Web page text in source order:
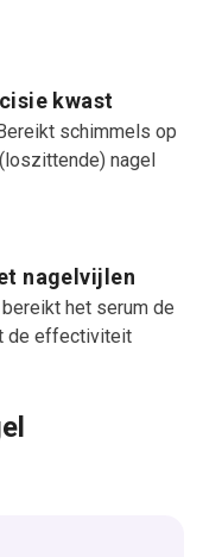
kwast
schimmels op
nagel
nagelvijlen
het serum de
de effectiviteit